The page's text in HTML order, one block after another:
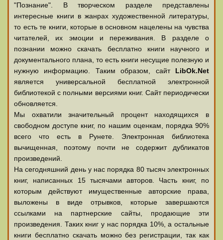
"Познание". В творческом разделе представлены
интересные книги в жанрах художественной литературы,
то есть те книги, которые в основном нацелены на чувства
читателей, их эмоции и переживания. В разделе о
познании можно скачать бесплатно книги научного и
документального плана, то есть книги несущие полезную и
нужную информацию. Таким образом, сайт LibOk.Net
является универсальной бесплатной электронной
библиотекой с полными версиями книг. Сайт периодически
обновляется.
Мы охватили значительный процент находящихся в
свободном доступе книг, по нашим оценкам, порядка 90%
всего что есть в Рунете. Электронная библиотека
вычищенная, поэтому почти не содержит дубликатов
произведений.
На сегодняшний день у нас порядка 80 тысяч электронных
книг, написанных 15 тысячами авторов. Часть книг, по
которым действуют имущественные авторские права,
выложены в виде отрывков, которые завершаются
ссылками на партнерские сайты, продающие эти
произведения. Таких книг у нас порядка 10%, а остальные
книги бесплатно скачать можно без регистрации, так как